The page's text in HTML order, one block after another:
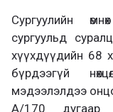
Сургуулийн
сургуульд
хүүхдүүдийн 68
бүрдээгүй
мэдээлэлдээ
А/170 дугаар